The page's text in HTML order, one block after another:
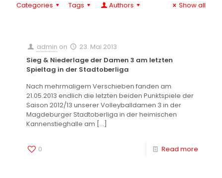
Categories Tags Authors Show all
admin on
23. Mai 2013
Sieg & Niederlage der Damen 3 am letzten
Spieltag in der Stadtoberliga
Nach mehrmaligem Verschieben fanden am
21.05.2013 endlich die letzten beiden Punktspiele der
Saison 2012/13 unserer Volleyballdamen 3 in der
Magdeburger Stadtoberliga in der heimischen
Kannenstieghalle am […]
0 Read more